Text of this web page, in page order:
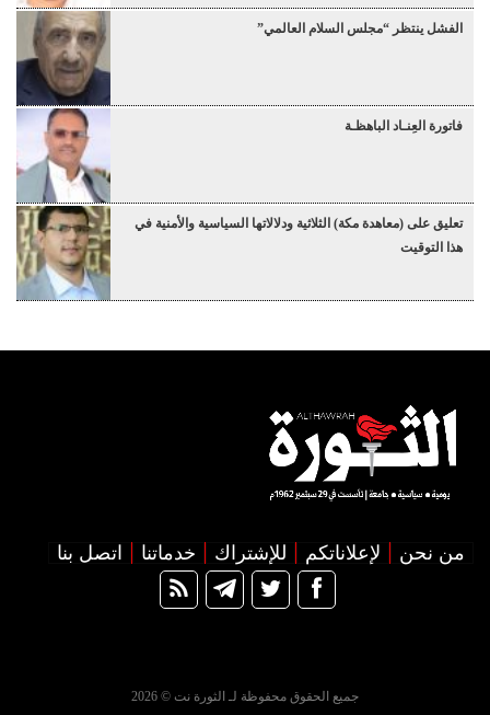
الفشل ينتظر “مجلس السلام العالمي”
فاتورة العِنـاد الباهظـة
تعليق على (معاهدة مكة) الثلاثية ودلالاتها السياسية والأمنية في
هذا التوقيت
من نحن لإعلاناتكم للإشتراك خدماتنا اتصل بنا
جميع الحقوق محفوظة لـ الثورة نت © 2026